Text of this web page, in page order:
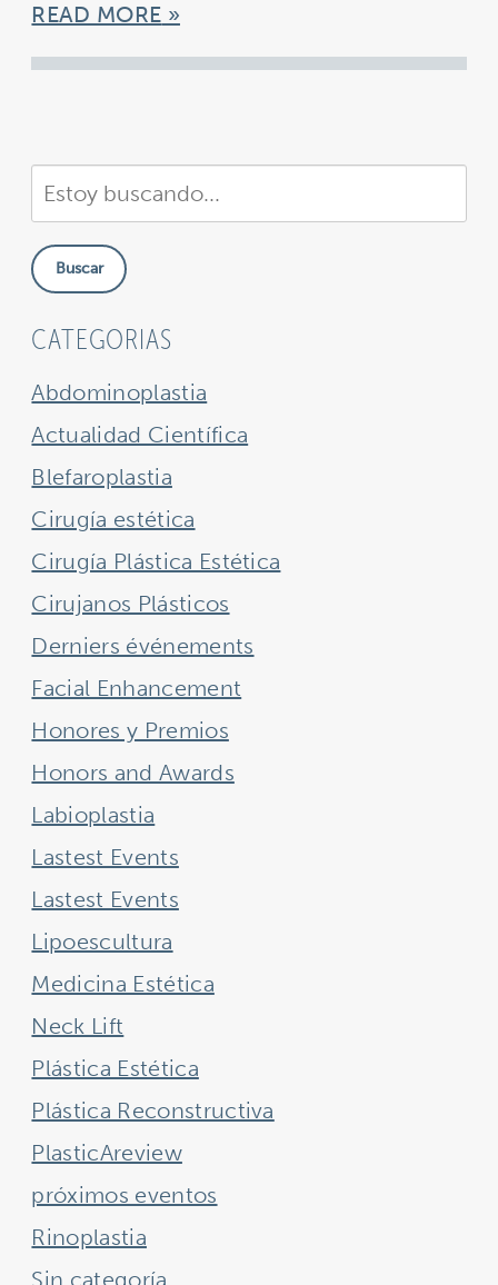
READ MORE
Buscar
en
nuestra
sitioBuscar
CATEGORIAS
Abdominoplastia
Actualidad Científica
Blefaroplastia
Cirugía estética
Cirugía Plástica Estética
Cirujanos Plásticos
Derniers événements
Facial Enhancement
Honores y Premios
Honors and Awards
Labioplastia
Lastest Events
Lastest Events
Lipoescultura
Medicina Estética
Neck Lift
Plástica Estética
Plástica Reconstructiva
PlasticAreview
próximos eventos
Rinoplastia
Sin categoría